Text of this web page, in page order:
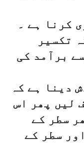
کرنا ہے ۔
تکسیر
برآمد کی
دینا ہے کہ
لیں پھر اس
سطر کے
سطر کے